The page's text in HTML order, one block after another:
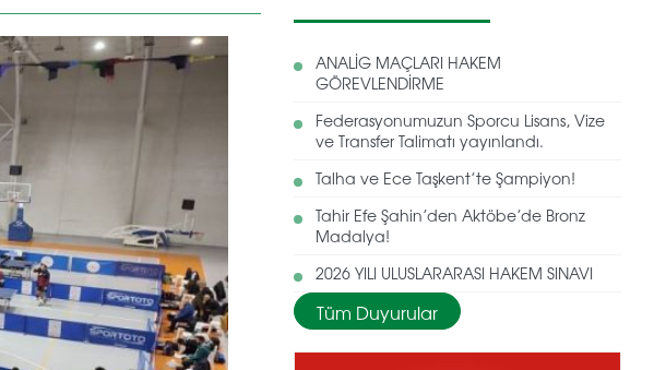
ANALİG MAÇLARI HAKEM
GÖREVLENDİRME
Federasyonumuzun Sporcu Lisans, Vize
ve Transfer Talimatı yayınlandı.
Talha ve Ece Taşkent’te Şampiyon!
Tahir Efe Şahin’den Aktöbe’de Bronz
Madalya!
2026 YILI ULUSLARARASI HAKEM SINAVI
Tüm Duyurular